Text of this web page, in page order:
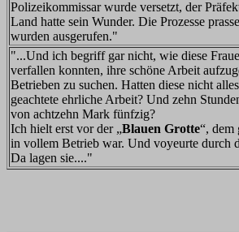
Polizeikommissar wurde versetzt, der
Land hatte sein Wunder. Die Prozesse
wurden ausgerufen."
"...Und ich begriff gar nicht, wie diese
verfallen konnten, ihre schöne Arbeit
Betrieben zu suchen. Hatten diese nicht
geachtete ehrliche Arbeit? Und zehn
von achtzehn Mark fünfzig?
Ich hielt erst vor der „Blauen Grotte“, dem
in vollem Betrieb war. Und voyeurte durch
Da lagen sie...."